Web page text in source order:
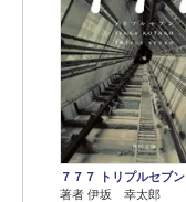
７７７ トリプルセブン
著者 伊坂 幸太郎